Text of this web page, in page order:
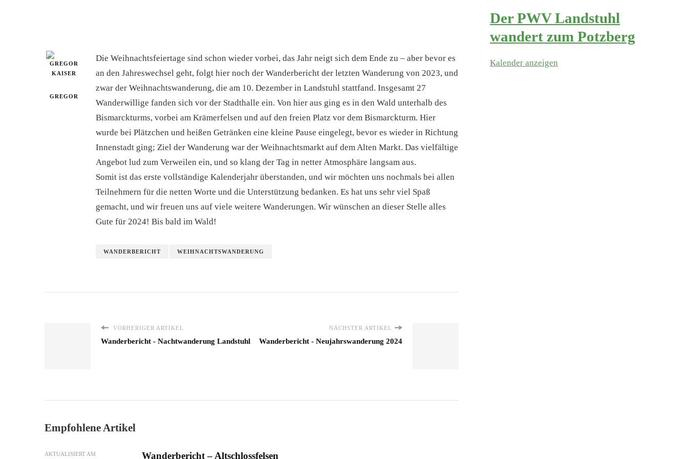
GREGOR
Die Weihnachtsfeiertage sind schon wieder vorbei, das Jahr neigt sich dem Ende zu – aber bevor es
an den Jahreswechsel geht, folgt hier noch der Wanderbericht der letzten Wanderung von 2023, und
zwar der Weihnachtswanderung, die am 10. Dezember in Landstuhl stattfand. Insgesamt 27
Wanderwillige fanden sich vor der Stadthalle ein. Von hier aus ging es in den Wald unterhalb des
Bismarckturms, vorbei am Krämerfelsen und auf den freien Platz vor dem Bismarckturm. Hier
wurde bei Plätzchen und heißen Getränken eine kleine Pause eingelegt, bevor es wieder in Richtung
Innenstadt ging; Ziel der Wanderung war der Weihnachtsmarkt auf dem Alten Markt. Das vielfältige
Angebot lud zum Verweilen ein, und so klang der Tag in netter Atmosphäre langsam aus.
Somit ist das erste vollständige Kalenderjahr überstanden, und wir möchten uns nochmals bei allen
Teilnehmern für die netten Worte und die Unterstützung bedanken. Es hat uns sehr viel Spaß
gemacht, und wir freuen uns auf viele weitere Wanderungen. Wir wünschen an dieser Stelle alles
Gute für 2024! Bis bald im Wald!
WANDERBERICHT WEIHNACHTSWANDERUNG
VORHERIGER ARTIKEL
Wanderbericht - Nachtwanderung Landstuhl
NÄCHSTER ARTIKEL
Wanderbericht - Neujahrswanderung 2024
Empfohlene Artikel
AKTUALISIERT AM
Wanderbericht – Altschlossfelsen
Der PWV Landstuhl
wandert zum Potzberg
Kalender anzeigen